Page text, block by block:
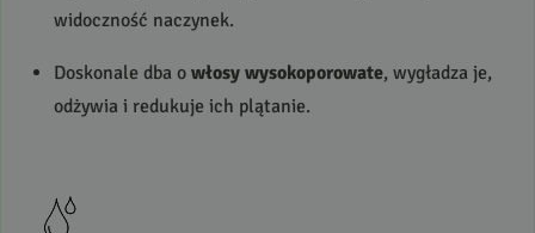
widoczność naczynek.
Doskonale dba o włosy wysokoporowate, wygładza je,
odżywia i redukuje ich plątanie.